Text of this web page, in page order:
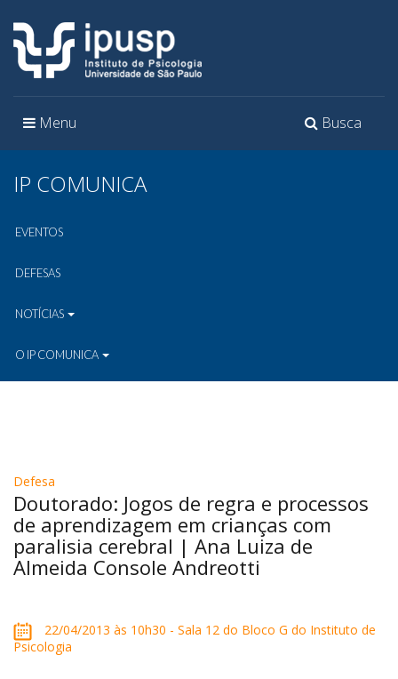
Toggle
Busca
Toggle
Menu
IP COMUNICA
EVENTOS
DEFESAS
NOTÍCIAS
O IP COMUNICA
Defesa
Doutorado: Jogos de regra e processos
de aprendizagem em crianças com
paralisia cerebral | Ana Luiza de
Almeida Console Andreotti
22/04/2013 às 10h30 - Sala 12 do Bloco G do Instituto de
Psicologia